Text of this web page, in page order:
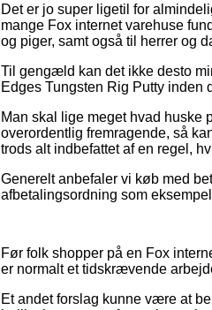
Det er jo super ligetil for
mange Fox internet varehuse
og piger, samt også til herrer og
Til gengæld kan det ikke desto
Edges Tungsten Rig Putty inden
Man skal lige meget hvad huske
overordentlig fremragende, så
trods alt indbefattet af en regel,
Generelt anbefaler vi køb med
afbetalingsordning som
Før folk shopper på en Fox
er normalt et tidskrævende
Et andet forslag kunne være at